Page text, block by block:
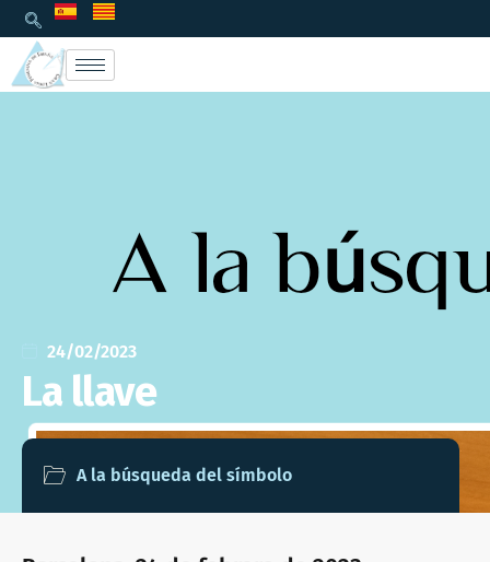
24/02/2023
La llave
A la búsqueda del símbolo